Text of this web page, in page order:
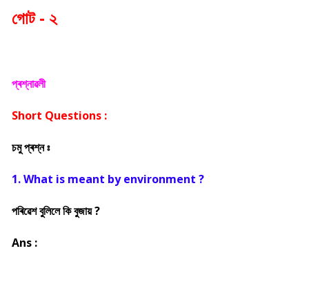
গোট - ২
প্ৰশ্নাৱলী
Short Questions :
চমু প্ৰশ্ন ঃ
1. What is meant by environment ?
পৰিৱেশ বুলিলে কি বুজায় ?
Ans :